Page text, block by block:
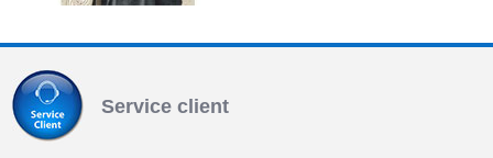
Service client